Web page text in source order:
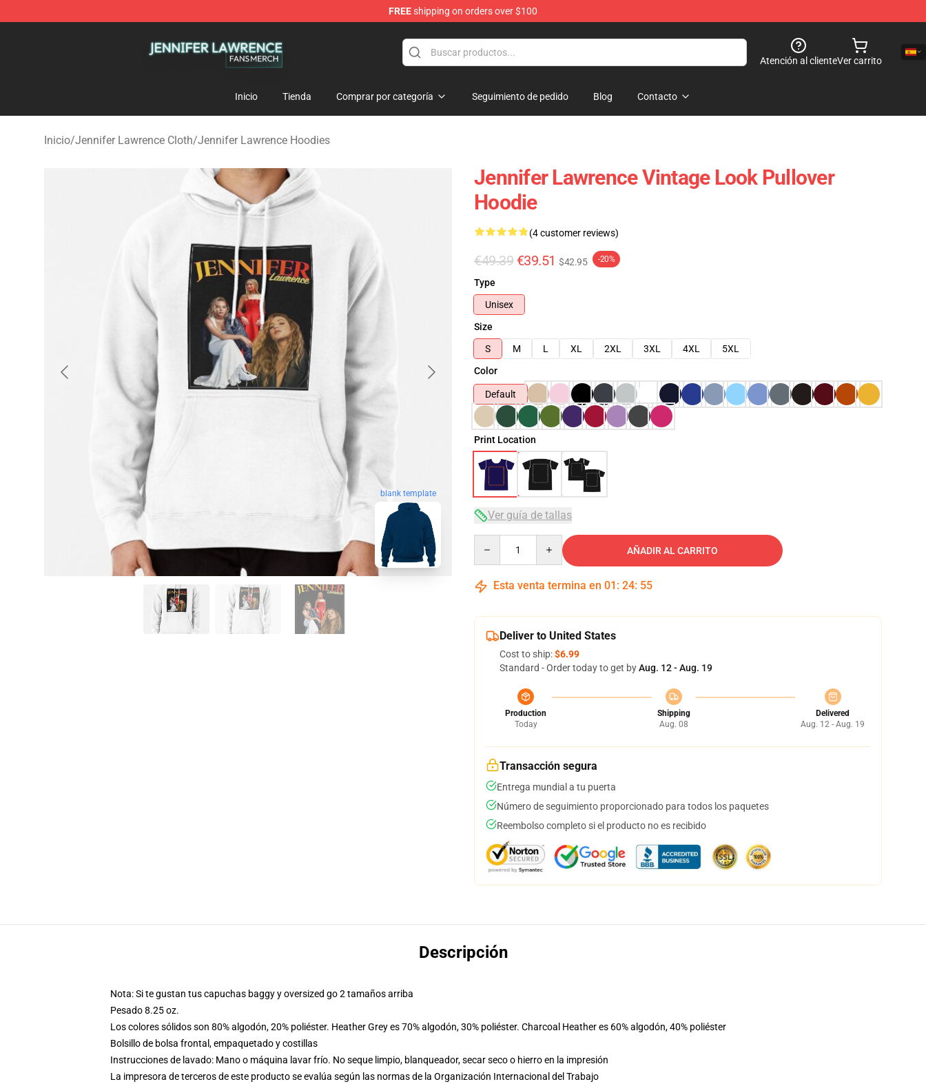
FREEshipping on orders over $100
Atención al clienteVer carrito
Inicio Tienda Comprar por categoría Seguimiento de pedido Blog Contacto
Inicio/Jennifer Lawrence Cloth/Jennifer Lawrence Hoodies
blank template
Jennifer Lawrence Vintage Look Pullover
Hoodie
(4 customer reviews)
€49.39 €39.51 $42.95 -20%
Type
Unisex
Size
S
M L XL 2XL 3XL 4XL
5XL
Color
Default
Print Location
Ver guía de tallas
AÑADIR AL CARRITO
Esta venta termina en 01 : 24: 54
Deliver to United States
Cost to ship:$6.99
Standard - Order today to get byAug. 12 - Aug. 19
Production
Today
Shipping
Aug. 08
Delivered
Aug. 12 - Aug. 19
Transacción segura
Entrega mundial a tu puerta
Número de seguimiento proporcionado para todos los paquetes
Reembolso completo si el producto no es recibido
Descripción
Nota: Si te gustan tus capuchas baggy y oversized go 2 tamaños arriba
Pesado 8.25 oz.
Los colores sólidos son 80% algodón, 20% poliéster. Heather Grey es 70% algodón, 30% poliéster. Charcoal Heather es 60% algodón, 40% poliéster
Bolsillo de bolsa frontal, empaquetado y costillas
Instrucciones de lavado: Mano o máquina lavar frío. No seque limpio, blanqueador, secar seco o hierro en la impresión
La impresora de terceros de este producto se evalúa según las normas de la Organización Internacional del Trabajo